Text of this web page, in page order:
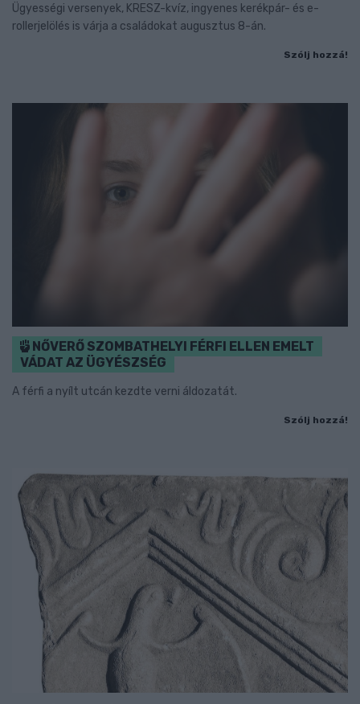
Ügyességi versenyek, KRESZ-kvíz, ingyenes kerékpár- és e-
rollerjelölés is várja a családokat augusztus 8-án.
Szólj hozzá!
NŐVERŐ SZOMBATHELYI FÉRFI ELLEN EMELT
VÁDAT AZ ÜGYÉSZSÉG
A férfi a nyílt utcán kezdte verni áldozatát.
Szólj hozzá!